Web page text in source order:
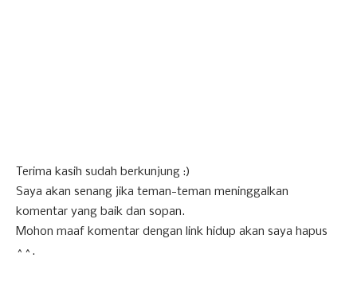
Terima kasih sudah berkunjung :)
Saya akan senang jika teman-teman meninggalkan
komentar yang baik dan sopan.
Mohon maaf komentar dengan link hidup akan saya hapus
^^.